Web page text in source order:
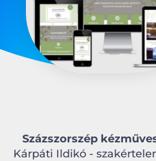
Százszorszép
Kárpáti Ildikó -